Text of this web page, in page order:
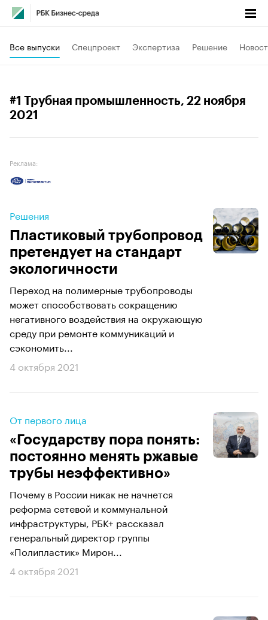
Все выпуски Спецпроект Экспертиза Решение
#1 Трубная промышленность, 22 ноября
2021
Реклама:
Решения
Пластиковый трубопровод
претендует на стандарт
экологичности
Переход на полимерные трубопроводы
может способствовать сокращению
негативного воздействия на окружающую
среду при ремонте коммуникаций и
сэкономить...
4 октября 2021
От первого лица
«Государству пора понять:
постоянно менять ржавые
трубы неэффективно»
Почему в России никак не начнется
реформа сетевой и коммунальной
инфраструктуры, РБК+ рассказал
генеральный директор группы
«Полипластик» Мирон...
4 октября 2021